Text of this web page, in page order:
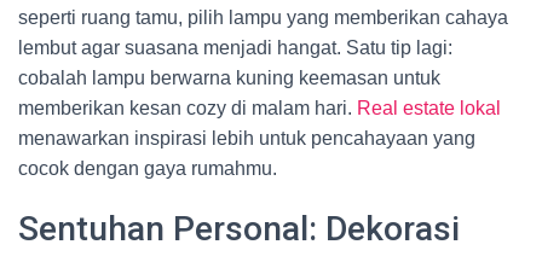
seperti ruang tamu, pilih lampu yang memberikan cahaya
lembut agar suasana menjadi hangat. Satu tip lagi:
cobalah lampu berwarna kuning keemasan untuk
memberikan kesan cozy di malam hari. Real estate lokal
menawarkan inspirasi lebih untuk pencahayaan yang
cocok dengan gaya rumahmu.
Sentuhan Personal: Dekorasi